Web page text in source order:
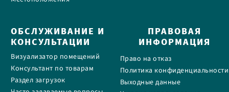
ОБСЛУЖИВАНИЕ И
КОНСУЛЬТАЦИИ
Визуализатор помещений
Консультант по товарам
Раздел загрузок
ПРАВОВАЯ
ИНФОРМАЦИЯ
Право на отказ
Политика конфиденциальности
Выходные данные